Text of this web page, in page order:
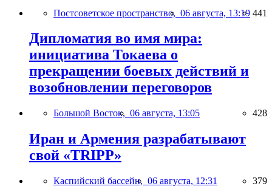
Постсоветское пространство, 06 августа, 13:19 441
Дипломатия во имя мира:
инициатива Токаева о
прекращении боевых действий и
возобновлении переговоров
Большой Восток, 06 августа, 13:05 428
Иран и Армения разрабатывают
свой «TRIPP»
Каспийский бассейн, 06 августа, 12:31 379